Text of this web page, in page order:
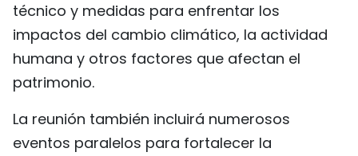
técnico y medidas para enfrentar los
impactos del cambio climático, la actividad
humana y otros factores que afectan el
patrimonio.
La reunión también incluirá numerosos
eventos paralelos para fortalecer la